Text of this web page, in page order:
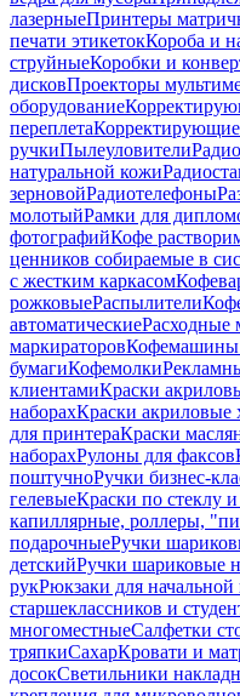
лазерныеПринтеры
печати этикетокКороба и
струйныеКоробки и
дисковПроекторы
оборудование
переплета
ручкиПылеуловители
натуральной кожи
зерновойРадиотелефоны
молотыйРамки для
фотографийКофе
ценников собираемые в
с жестким каркасом
рожковыеРаспылители
автоматическиеРасходные
маркираторовКофемашины
бумагиКофемолки
клиентамиКраски
наборахКраски акриловые
для принтераКраски
наборахРулоны для факсов
поштучноРучки бизнес-
гелевыеКраски по стеклу
капиллярные, роллеры,
подарочныеРучки
детскийРучки шариковые
рукРюкзаки для
старшеклассников и
многоместныеСалфетки
тряпкиСахарКровати и
досокСветильники